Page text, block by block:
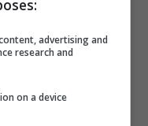
Honda, visto
possibile addio
di un cambio di
solo in
advertising and
research and
on a device